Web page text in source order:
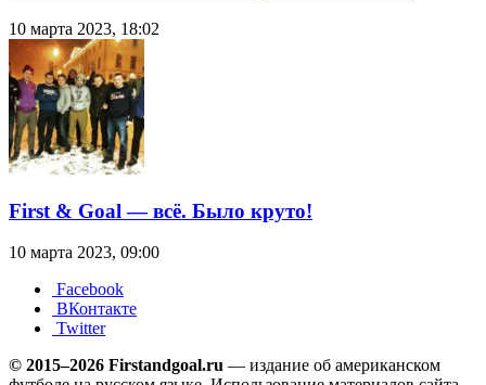
10 марта 2023, 18:02
First & Goal — всё. Было круто!
10 марта 2023, 09:00
Facebook
ВКонтакте
Twitter
© 2015–2026 Firstandgoal.ru — издание об американском